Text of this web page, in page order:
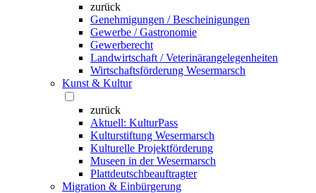
zurück
Genehmigungen / Bescheinigungen
Gewerbe / Gastronomie
Gewerberecht
Landwirtschaft / Veterinärangelegenheiten
Wirtschaftsförderung Wesermarsch
Kunst & Kultur
zurück
Aktuell: KulturPass
Kulturstiftung Wesermarsch
Kulturelle Projektförderung
Museen in der Wesermarsch
Plattdeutschbeauftragter
Migration & Einbürgerung